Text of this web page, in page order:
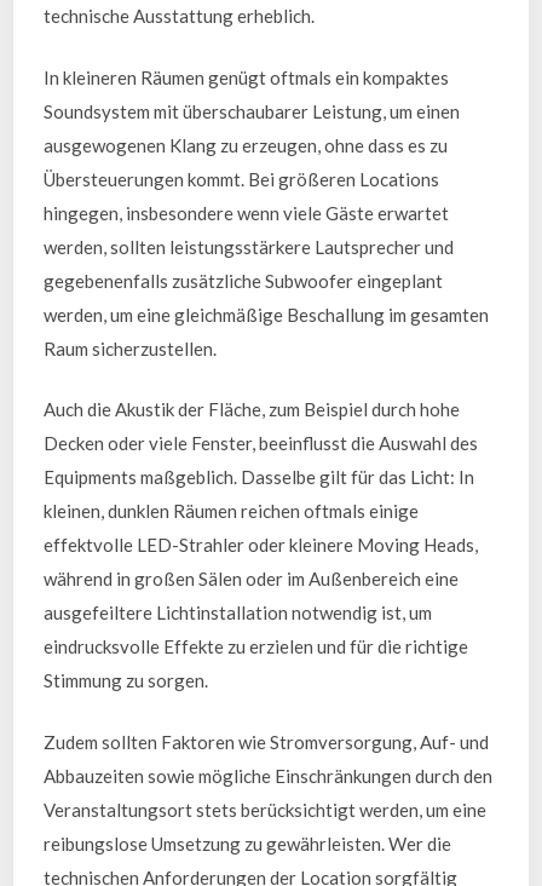
technische Ausstattung erheblich.
In kleineren Räumen genügt oftmals ein kompaktes
Soundsystem mit überschaubarer Leistung, um einen
ausgewogenen Klang zu erzeugen, ohne dass es zu
Übersteuerungen kommt. Bei größeren Locations
hingegen, insbesondere wenn viele Gäste erwartet
werden, sollten leistungsstärkere Lautsprecher und
gegebenenfalls zusätzliche Subwoofer eingeplant
werden, um eine gleichmäßige Beschallung im gesamten
Raum sicherzustellen.
Auch die Akustik der Fläche, zum Beispiel durch hohe
Decken oder viele Fenster, beeinflusst die Auswahl des
Equipments maßgeblich. Dasselbe gilt für das Licht: In
kleinen, dunklen Räumen reichen oftmals einige
effektvolle LED-Strahler oder kleinere Moving Heads,
während in großen Sälen oder im Außenbereich eine
ausgefeiltere Lichtinstallation notwendig ist, um
eindrucksvolle Effekte zu erzielen und für die richtige
Stimmung zu sorgen.
Zudem sollten Faktoren wie Stromversorgung, Auf- und
Abbauzeiten sowie mögliche Einschränkungen durch den
Veranstaltungsort stets berücksichtigt werden, um eine
reibungslose Umsetzung zu gewährleisten. Wer die
technischen Anforderungen der Location sorgfältig